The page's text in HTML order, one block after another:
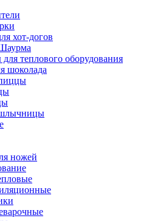
хот-догов
теплового оборудования
шоколада
ножей